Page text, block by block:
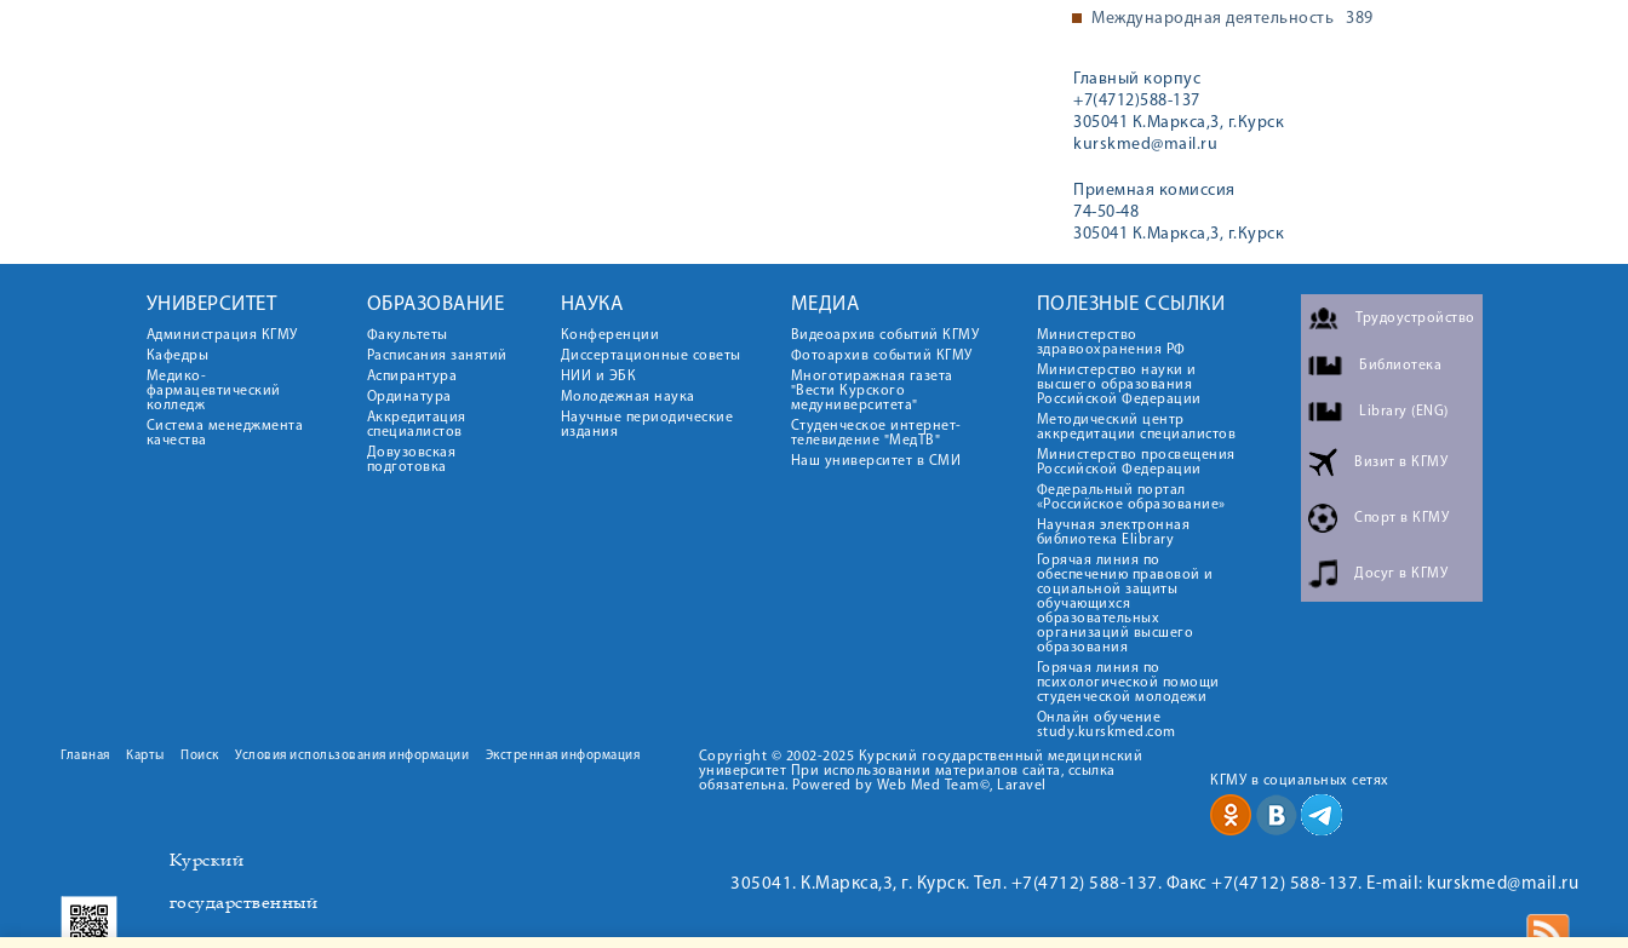
Международная деятельность
389
Главный корпус
+7(4712)588-137
305041 К.Маркса,3, г.Курск
kurskmed@mail.ru
Приемная комиссия
74-50-48
305041 К.Маркса,3, г.Курск
УНИВЕРСИТЕТ
Администрация КГМУ
Кафедры
Медико-
фармацевтический
колледж
Система менеджмента
качества
ОБРАЗОВАНИЕ
Факультеты
Расписания занятий
Аспирантура
Ординатура
Аккредитация
специалистов
Довузовская
подготовка
НАУКА
Конференции
Диссертационные советы
НИИ и ЭБК
Молодежная наука
Научные периодические
издания
МЕДИА
Видеоархив событий КГМУ
Фотоархив событий КГМУ
Многотиражная газета
"Вести Курского
медуниверситета"
Студенческое интернет-
телевидение "МедТВ"
Наш университет в СМИ
ПОЛЕЗНЫЕ ССЫЛКИ
Министерство
здравоохранения РФ
Министерство науки и
высшего образования
Российской Федерации
Методический центр
аккредитации специалистов
Министерство просвещения
Российской Федерации
Федеральный портал
«Российское образование»
Научная электронная
библиотека Elibrary
Горячая линия по
обеспечению правовой и
социальной защиты
обучающихся
образовательных
организаций высшего
образования
Горячая линия по
психологической помощи
студенческой молодежи
Онлайн обучение
study.kurskmed.com
Трудоустройство
Библиотека
Library (ENG)
Визит в КГМУ
Спорт в КГМУ
Досуг в КГМУ
Главная Карты Поиск Условия использования информации Экстренная информация
Copyright © 2002-2025 Курский государственный медицинский
университет При использовании материалов сайта, ссылка
обязательна. Powered by Web Med Team©, Laravel
КГМУ в социальных сетях
Курский
государственный
305041. К.Маркса,3, г. Курск. Тел. +7(4712) 588-137. Факс +7(4712) 588-137. E-mail: kurskmed@mail.ru